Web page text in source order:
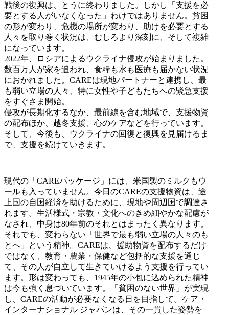
戦後の復興は、とうに終わりました。しかし「支援を必
要とする人がいなくなった」わけではありません。貧困
の形が変わり、危機の場所が変わり、助けを必要とする
人々を取り巻く状況は、むしろより深刻に、そして複雑
になっています。
2022年、ロシアによるウクライナ侵攻が始まりました。
数百万人が家を追われ、食糧も水も医療も届かない状況
におかれました。CAREは現地パートナーと連携し、最
も弱い立場の人々、特に女性や子どもたちへの緊急支援
をすぐさま開始。
侵攻が長期化するなか、最前線を含む地域で、支援物資
の配布ほか、越冬支援、心のケアなどを行っています。
そして、今後も、ウクライナの回復と復興を見届けるま
で、支援を続けていきます。
現代の「CAREパッケージ」には、米国製のミルクもウ
ールも入っていません。今日のCAREの支援物資は、途
上国の自国経済を助けるために、現地や周辺国で調達さ
れます。生活様式・宗教・文化へのきめ細やかな配慮が
なされ、中身は80年前のそれとはまったく異なります。
それでも、変わらない「世界で最も弱い立場の人々のも
とへ」という精神。CAREは、援助物資を配布するだけ
ではなく、教育・農業・保健など包括的な支援を通じ
て、その人が自立して生きていけるよう支援を行ってい
ます。形は変わっても、1945年の小包に込められた精神
は今も強く息づいています。「貧困のない世界」が実現
し、CAREの活動が必要なくなる日を目指して。ケア・
インターナショナル ジャパンは、その一貫した姿勢を